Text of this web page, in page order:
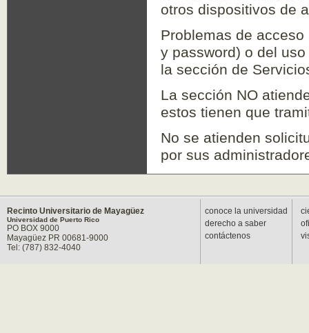
otros dispositivos de
Problemas de
y password) o del
la sección de
La sección NO
estos tienen que
No se atienden
por sus
Recinto Universitario de Mayagüez
Universidad de Puerto Rico
PO BOX 9000
Mayagüez PR 00681-9000
Tel: (787) 832-4040
conoce la universidad
derecho a saber
contáctenos